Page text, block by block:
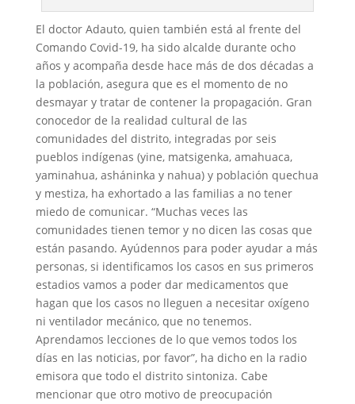
El doctor Adauto, quien también está al frente del
Comando Covid-19, ha sido alcalde durante ocho
años y acompaña desde hace más de dos décadas a
la población, asegura que es el momento de no
desmayar y tratar de contener la propagación. Gran
conocedor de la realidad cultural de las
comunidades del distrito, integradas por seis
pueblos indígenas (yine, matsigenka, amahuaca,
yaminahua, asháninka y nahua) y población quechua
y mestiza, ha exhortado a las familias a no tener
miedo de comunicar. “Muchas veces las
comunidades tienen temor y no dicen las cosas que
están pasando. Ayúdennos para poder ayudar a más
personas, si identificamos los casos en sus primeros
estadios vamos a poder dar medicamentos que
hagan que los casos no lleguen a necesitar oxígeno
ni ventilador mecánico, que no tenemos.
Aprendamos lecciones de lo que vemos todos los
días en las noticias, por favor”, ha dicho en la radio
emisora que todo el distrito sintoniza. Cabe
mencionar que otro motivo de preocupación